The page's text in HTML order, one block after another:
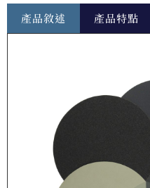
產品敘述 產品特點